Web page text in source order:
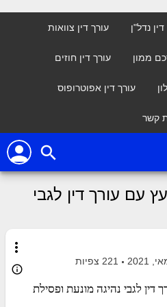
נדל"ן עורך דין צוואות
ממון עורך דין חוזים
עורך דין אפוטרופוס
קשר
search
person
עם עורך דין לגבי
more_vert
221 צפיות
info_outline
לגבי נהיגה מונעת ופסילת